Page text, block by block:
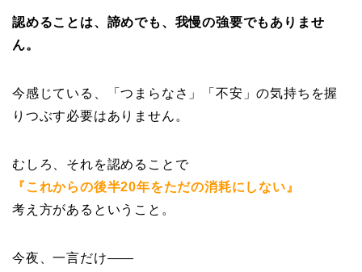
認めることは、諦めでも、我慢の強要でもありませ
ん。
今感じている、「つまらなさ」「不安」の気持ちを握
りつぶす必要はありません。
むしろ、それを認めることで
『これからの後半20年をただの消耗にしない』
考え方があるということ。
今夜、一言だけ——